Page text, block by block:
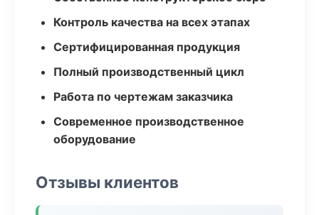
Контроль качества на всех этапах
Сертифицированная продукция
Полный производственный цикл
Работа по чертежам заказчика
Современное производственное
оборудование
Отзывы клиентов